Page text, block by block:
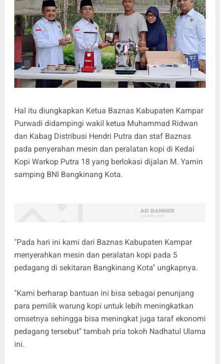
Hal itu diungkapkan Ketua Baznas Kabupaten Kampar
Purwadi didampingi wakil ketua Muhammad Ridwan
dan Kabag Distribusi Hendri Putra dan staf Baznas
pada penyerahan mesin dan peralatan kopi di Kedai
Kopi Warkop Putra 18 yang berlokasi dijalan M. Yamin
samping BNI Bangkinang Kota.
"Pada hari ini kami dari Baznas Kabupaten Kampar
menyerahkan mesin dan peralatan kopi pada 5
pedagang di sekitaran Bangkinang Kota" ungkapnya.
"Kami berharap bantuan ini bisa sebagai penunjang
para pemilik warung kopi untuk lebih meningkatkan
omsetnya sehingga bisa meningkat juga taraf ekonomi
pedagang tersebut" tambah pria tokoh Nadhatul Ulama
ini.